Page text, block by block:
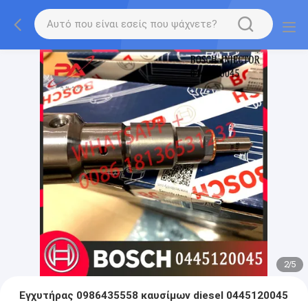
2/5
Εγχυτήρας 0986435558 καυσίμων diesel 0445120045